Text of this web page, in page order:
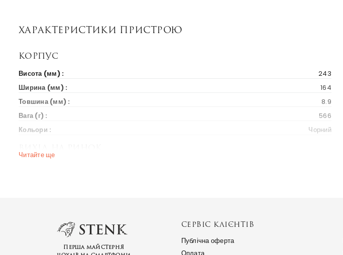
Характеристики пристрою
Корпус
Висота (мм) :
243
Ширина (мм) :
164
Товшина (мм) :
8.9
Вага (г) :
566
Кольори :
Чорний
Читайте ще
Перша майстерня
СЕРВІС КЛІЄНТІВ
Публічна оферта